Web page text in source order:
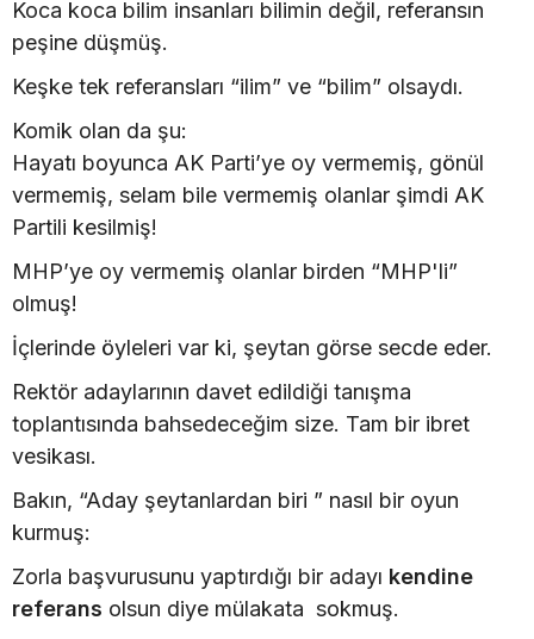
Koca koca bilim insanları bilimin değil, referansın
peşine düşmüş.
Keşke tek referansları “ilim” ve “bilim” olsaydı.
Komik olan da şu:
Hayatı boyunca AK Parti’ye oy vermemiş, gönül
vermemiş, selam bile vermemiş olanlar şimdi AK
Partili kesilmiş!
MHP’ye oy vermemiş olanlar birden “MHP'li”
olmuş!
İçlerinde öyleleri var ki, şeytan görse secde eder.
Rektör adaylarının davet edildiği tanışma
toplantısında bahsedeceğim size. Tam bir ibret
vesikası.
Bakın, “Aday şeytanlardan biri ” nasıl bir oyun
kurmuş:
Zorla başvurusunu yaptırdığı bir adayı kendine
referans olsun diye mülakata sokmuş.